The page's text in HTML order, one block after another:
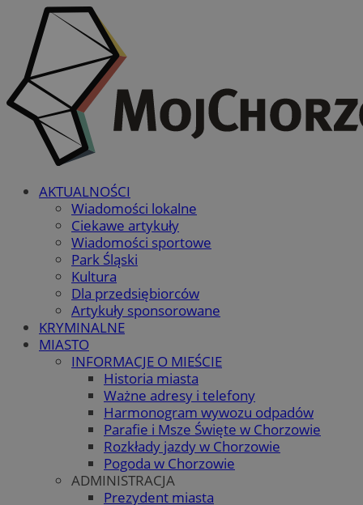
AKTUALNOŚCI
Wiadomości lokalne
Ciekawe artykuły
Wiadomości sportowe
Park Śląski
Kultura
Dla przedsiębiorców
Artykuły sponsorowane
KRYMINALNE
MIASTO
INFORMACJE O MIEŚCIE
Historia miasta
Ważne adresy i telefony
Harmonogram wywozu odpadów
Parafie i Msze Święte w Chorzowie
Rozkłady jazdy w Chorzowie
Pogoda w Chorzowie
ADMINISTRACJA
Prezydent miasta